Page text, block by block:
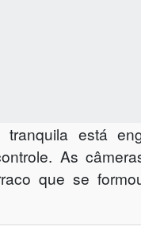
está
As
que se